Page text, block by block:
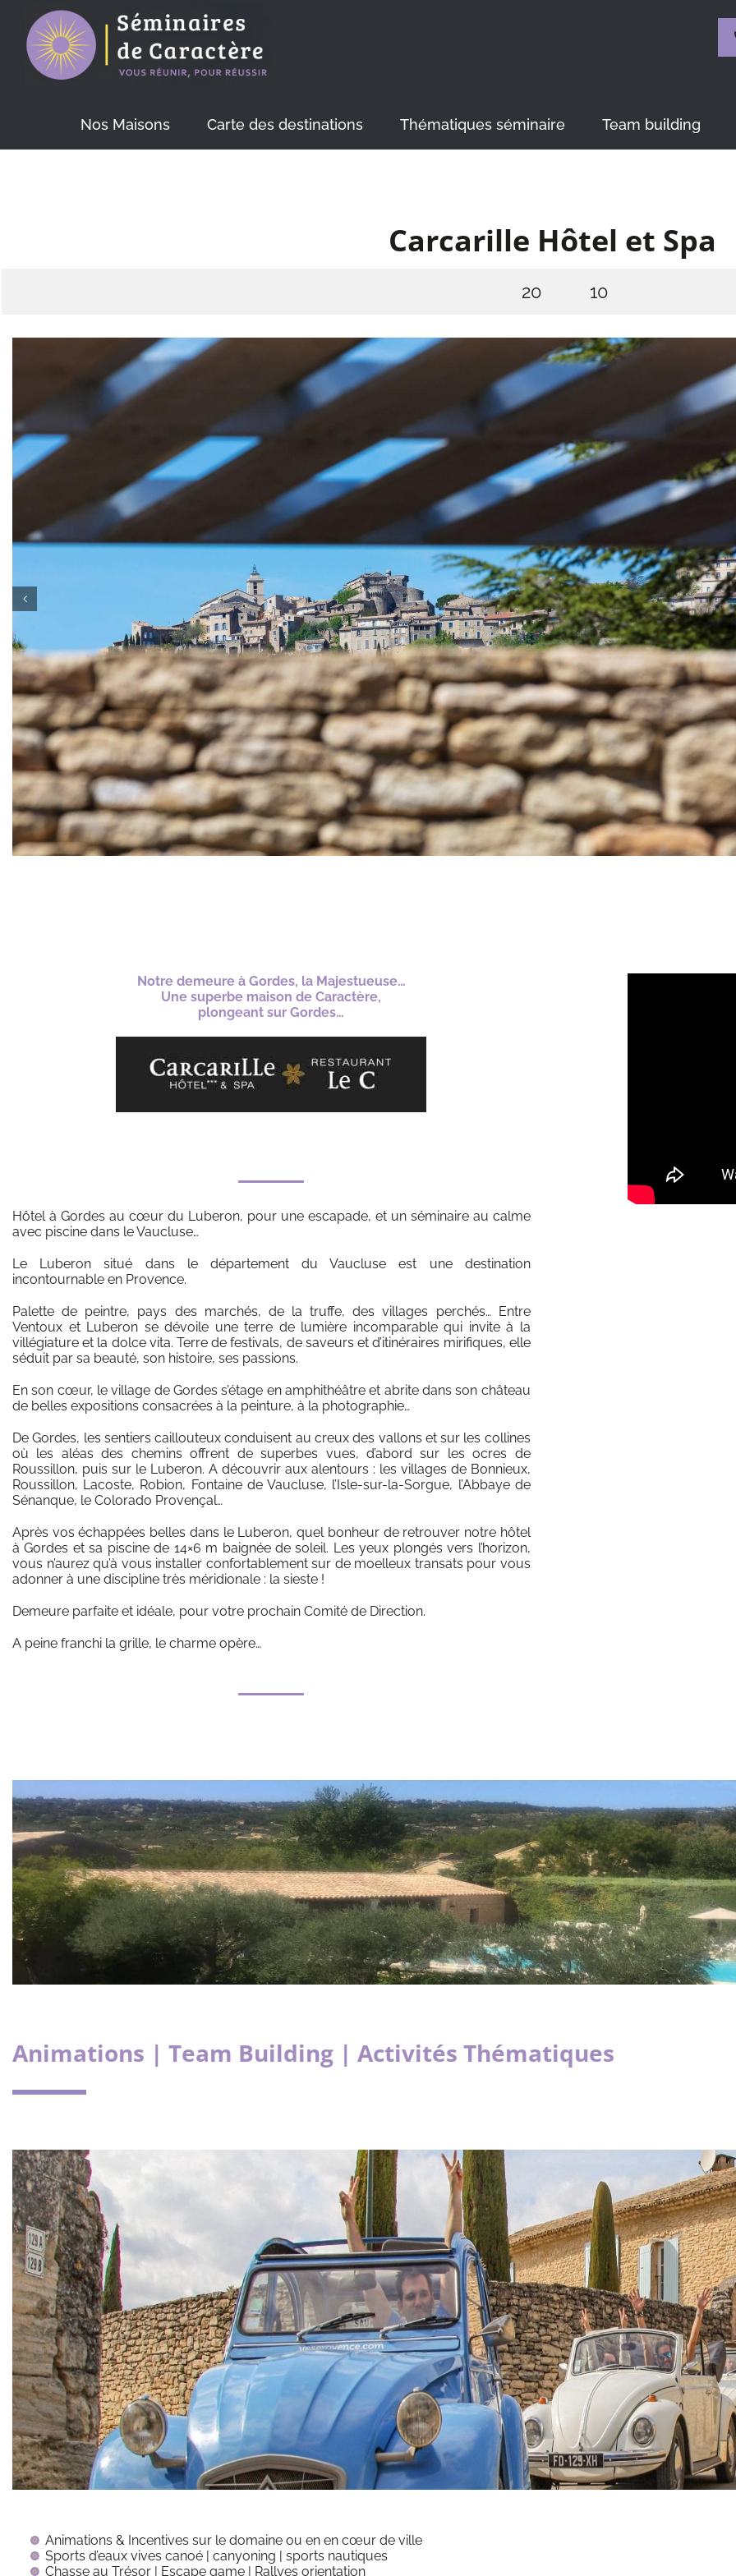
content
Nos Maisons Carte des destinations Thématiques séminaire Team building
Carcarille Hôtel et Spa
20 10
Notre demeure à Gordes, la Majestueuse…
Une superbe maison de Caractère,
plongeant sur Gordes…
Hôtel à Gordes au cœur du Luberon, pour une escapade, et un séminaire au calme
avec piscine dans le Vaucluse…
Le Luberon situé dans le département du Vaucluse est une destination
incontournable en Provence.
Palette de peintre, pays des marchés, de la truffe, des villages perchés… Entre
Ventoux et Luberon se dévoile une terre de lumière incomparable qui invite à la
villégiature et la dolce vita. Terre de festivals, de saveurs et d’itinéraires mirifiques, elle
séduit par sa beauté, son histoire, ses passions.
En son cœur, le village de Gordes s’étage en amphithéâtre et abrite dans son château
de belles expositions consacrées à la peinture, à la photographie…
De Gordes, les sentiers caillouteux conduisent au creux des vallons et sur les collines
où les aléas des chemins offrent de superbes vues, d’abord sur les ocres de
Roussillon, puis sur le Luberon. A découvrir aux alentours : les villages de Bonnieux,
Roussillon, Lacoste, Robion, Fontaine de Vaucluse, l’Isle-sur-la-Sorgue, l’Abbaye de
Sénanque, le Colorado Provençal…
Après vos échappées belles dans le Luberon, quel bonheur de retrouver notre hôtel
à Gordes et sa piscine de 14×6 m baignée de soleil. Les yeux plongés vers l’horizon,
vous n’aurez qu’à vous installer confortablement sur de moelleux transats pour vous
adonner à une discipline très méridionale : la sieste !
Demeure parfaite et idéale, pour votre prochain Comité de Direction.
A peine franchi la grille, le charme opère…
Animations | Team Building | Activités Thématiques
Animations & Incentives sur le domaine ou en en cœur de ville
Sports d’eaux vives canoé | canyoning | sports nautiques
Chasse au Trésor | Escape game | Rallyes orientation